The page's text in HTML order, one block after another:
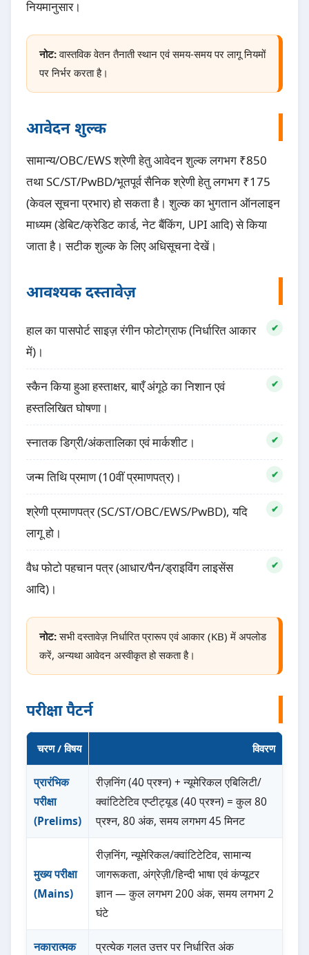
नियमानुसार।
नोट:वास्तविक वेतन तैनाती स्थान एवं समय-समय पर लागू नियमों
पर निर्भर करता है।
आवेदन शुल्क
सामान्य/OBC/EWS श्रेणी हेतु आवेदन शुल्क लगभग ₹850
तथा SC/ST/PwBD/भूतपूर्व सैनिक श्रेणी हेतु लगभग ₹175
(केवल सूचना प्रभार) हो सकता है। शुल्क का भुगतान ऑनलाइन
माध्यम (डेबिट/क्रेडिट कार्ड, नेट बैंकिंग, UPI आदि) से किया
जाता है। सटीक शुल्क के लिए अधिसूचना देखें।
आवश्यक दस्तावेज़
हाल का पासपोर्ट साइज़ रंगीन फोटोग्राफ (निर्धारित आकार
में)।
स्कैन किया हुआ हस्ताक्षर, बाएँ अंगूठे का निशान एवं
हस्तलिखित घोषणा।
स्नातक डिग्री/अंकतालिका एवं मार्कशीट।
जन्म तिथि प्रमाण (10वीं प्रमाणपत्र)।
श्रेणी प्रमाणपत्र (SC/ST/OBC/EWS/PwBD), यदि
लागू हो।
वैध फोटो पहचान पत्र (आधार/पैन/ड्राइविंग लाइसेंस
आदि)।
नोट:सभी दस्तावेज़ निर्धारित प्रारूप एवं आकार (KB) में अपलोड
करें, अन्यथा आवेदन अस्वीकृत हो सकता है।
परीक्षा पैटर्न
चरण / विषय विवरण
प्रारंभिक
परीक्षा
(Prelims)
रीज़निंग (40 प्रश्न) + न्यूमेरिकल एबिलिटी/
क्वांटिटेटिव एप्टीट्यूड (40 प्रश्न) = कुल 80
प्रश्न, 80 अंक, समय लगभग 45 मिनट
मुख्य परीक्षा
(Mains)
रीज़निंग, न्यूमेरिकल/क्वांटिटेटिव, सामान्य
जागरूकता, अंग्रेज़ी/हिन्दी भाषा एवं कंप्यूटर
ज्ञान — कुल लगभग 200 अंक, समय लगभग 2
घंटे
नकारात्मक
प्रत्येक गलत उत्तर पर निर्धारित अंक